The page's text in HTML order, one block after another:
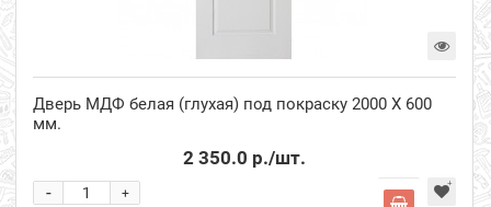
Дверь МДФ белая (глухая) под покраску 2000 Х 600
мм.
2 350.0 р./шт.
+
-